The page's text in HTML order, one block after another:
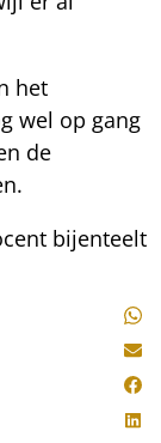
het
wel op gang
de
bijenteelt
E-